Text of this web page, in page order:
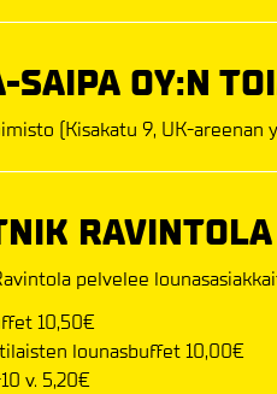
SAIPA OY:N
(Kisakatu 9, UK-areenan
RAVINTOLA
pelvelee
10,50€
lounasbuffet 10,00€
v. 5,20€